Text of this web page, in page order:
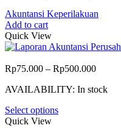
Akuntansi Keperilakuan
Add to cart
Quick View
Rp75.000 – Rp500.000Price
AVAILABILITY: In stock
Select options
Quick View